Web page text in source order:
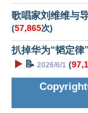
歌唱家刘维维与
(57,865次)
扒掉华为“韬定律
▶️ 📝 2026/6/1 (